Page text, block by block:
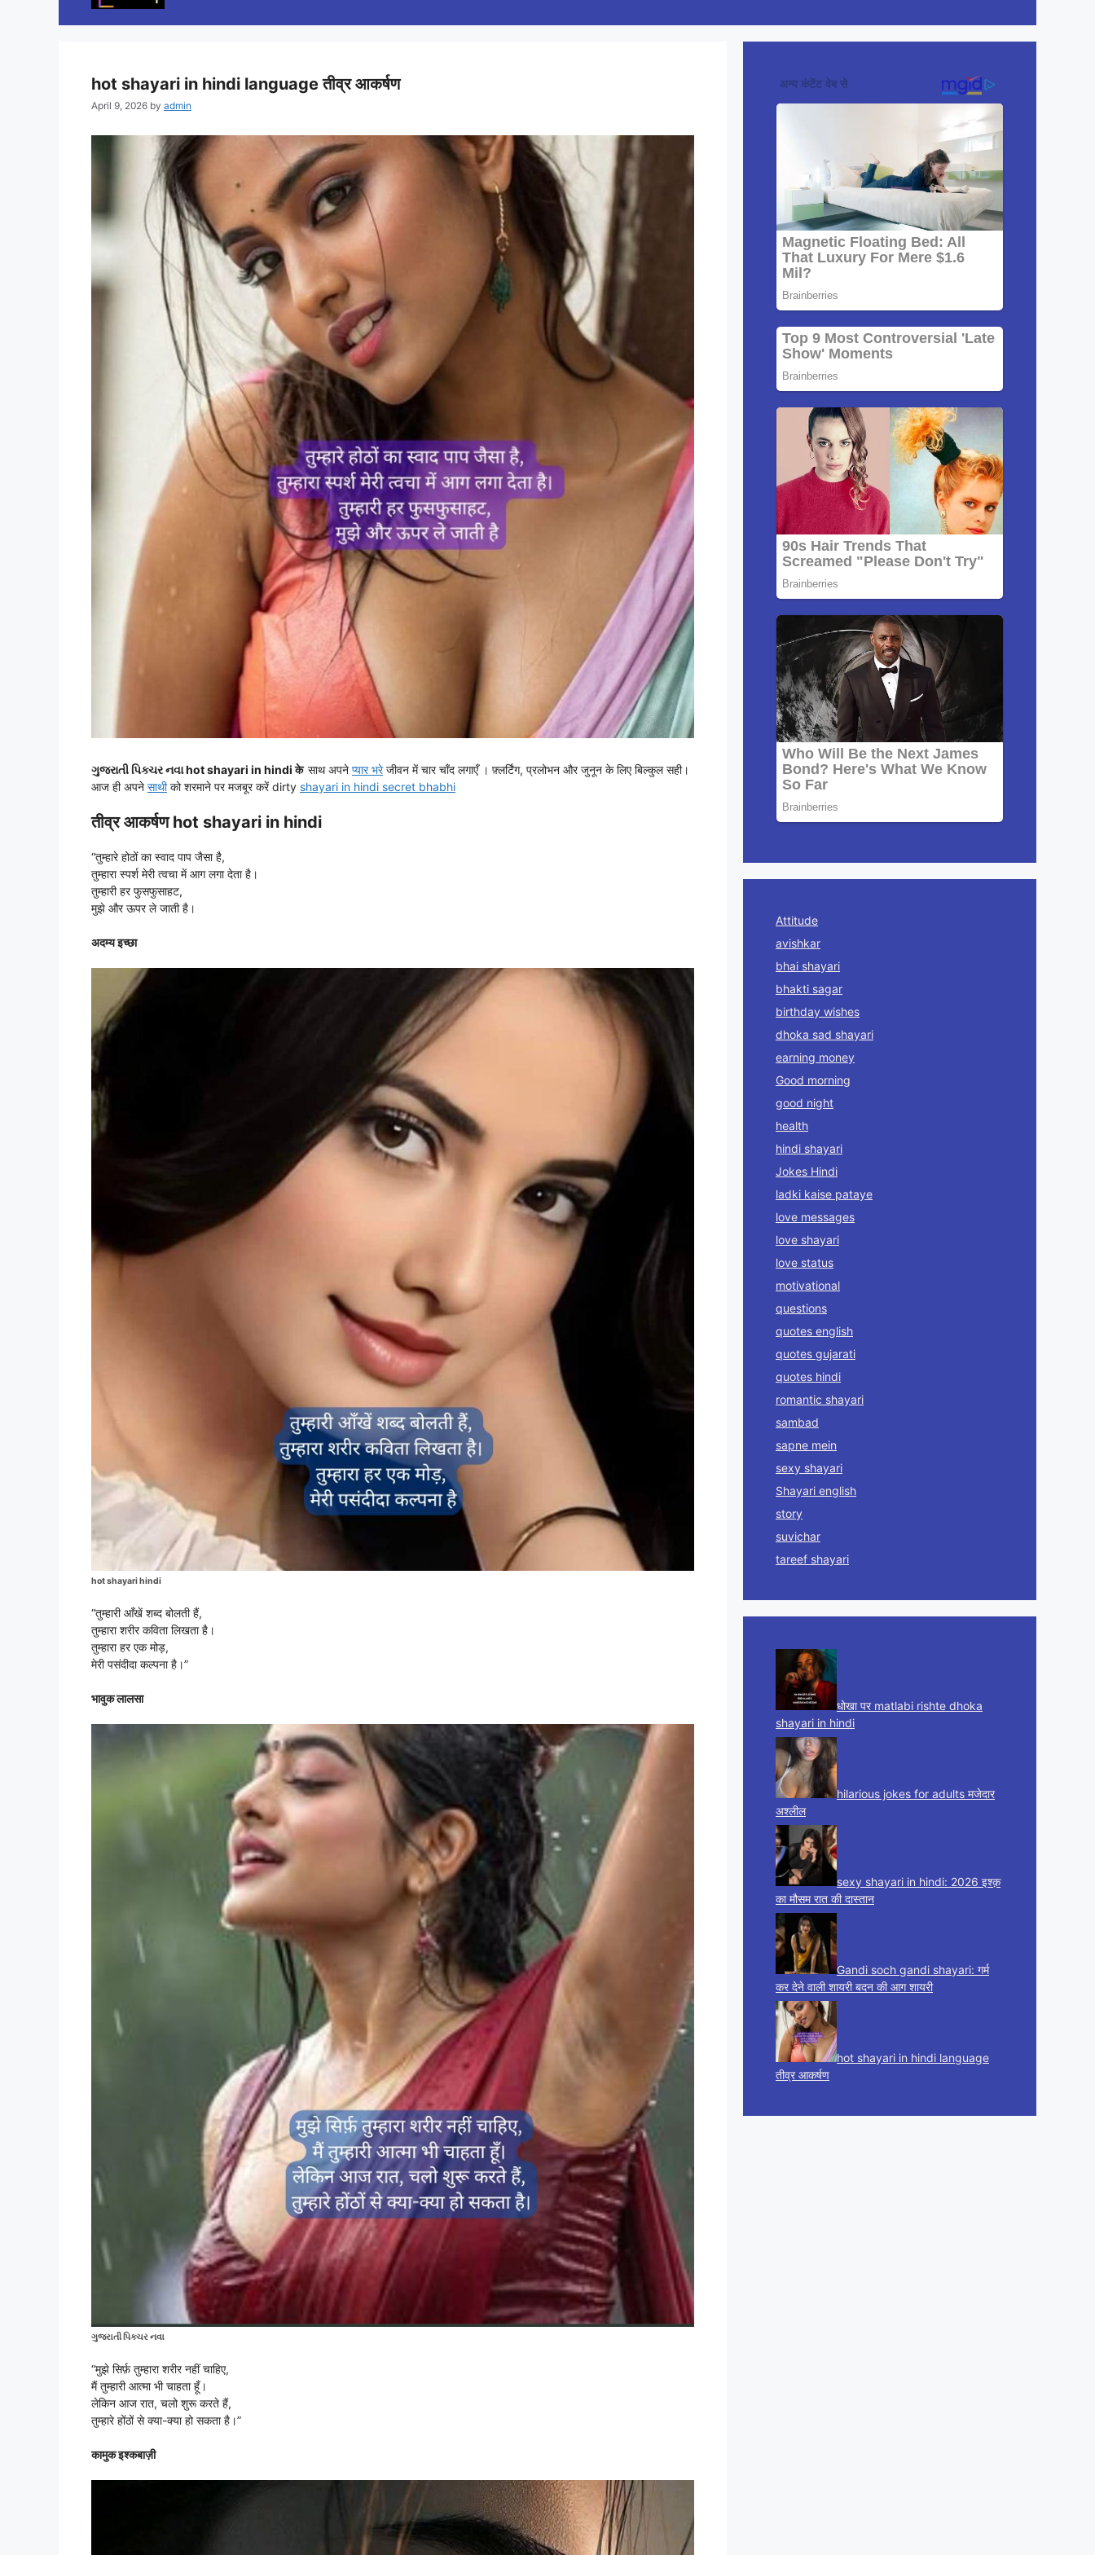
hot shayari in hindi language तीव्र आकर्षण
April 9, 2026 by admin
ગુજરાતી પિક્ચર નવા hot shayari in hindi के साथ अपने प्यार भरेजीवन में चार चाँद लगाएँ । फ़्लर्टिंग, प्रलोभन और जुनून के लिए बिल्कुल सही।
आज ही अपने साथीको शरमाने पर मजबूर करें dirty shayari in hindi secret bhabhi
तीव्र आकर्षण hot shayari in hindi
“तुम्हारे होठों का स्वाद पाप जैसा है,
तुम्हारा स्पर्श मेरी त्वचा में आग लगा देता है।
तुम्हारी हर फुसफुसाहट,
मुझे और ऊपर ले जाती है।
अदम्य इच्छा
hot shayari hindi
“तुम्हारी आँखें शब्द बोलती हैं,
तुम्हारा शरीर कविता लिखता है।
तुम्हारा हर एक मोड़,
मेरी पसंदीदा कल्पना है।”
भावुक लालसा
ગુજરાતી પિક્ચર નવા
“मुझे सिर्फ़ तुम्हारा शरीर नहीं चाहिए,
मैं तुम्हारी आत्मा भी चाहता हूँ।
लेकिन आज रात, चलो शुरू करते हैं,
तुम्हारे होंठों से क्या-क्या हो सकता है।”
कामुक इश्कबाज़ी
Attitude
avishkar
bhai shayari
bhakti sagar
birthday wishes
dhoka sad shayari
earning money
Good morning
good night
health
hindi shayari
Jokes Hindi
ladki kaise pataye
love messages
love shayari
love status
motivational
questions
quotes english
quotes gujarati
quotes hindi
romantic shayari
sambad
sapne mein
sexy shayari
Shayari english
story
suvichar
tareef shayari
धोखा पर matlabi rishte dhoka
shayari in hindi
hilarious jokes for adults मजेदार
अश्लील
sexy shayari in hindi: 2026 इश्क़
का मौसम रात की दास्तान
Gandi soch gandi shayari: गर्म
कर देने वाली शायरी बदन की आग शायरी
hot shayari in hindi language
तीव्र आकर्षण